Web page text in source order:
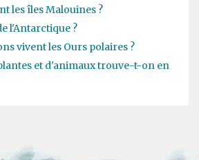
les îles Malouines ?
l'Antarctique ?
vivent les Ours polaires ?
et d'animaux trouve-t-on en